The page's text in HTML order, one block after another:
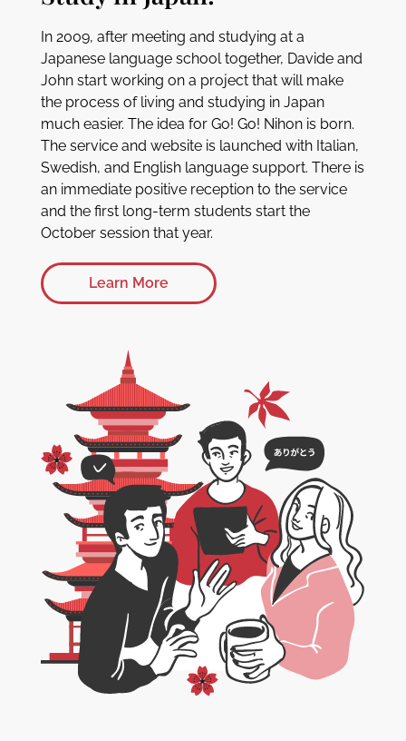
In 2009, after meeting and studying at a
Japanese language school together, Davide and
John start working on a project that will make
the process of living and studying in Japan
much easier. The idea for Go! Go! Nihon is born.
The service and website is launched with Italian,
Swedish, and English language support. There is
an immediate positive reception to the service
and the first long-term students start the
October session that year.
Learn More